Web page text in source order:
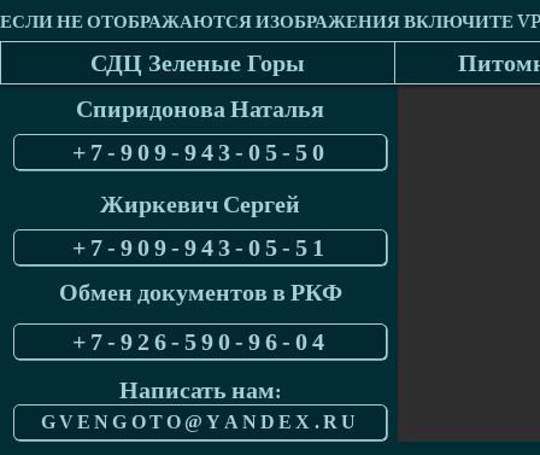
СДЦ Зеленые Горы
Спиридонова Наталья
+7-909-943-05-50
Жиркевич Сергей
+7-909-943-05-51
Обмен документов в РКФ
+7-926-590-96-04
Написать нам:
GVENGOTO@YANDEX.RU